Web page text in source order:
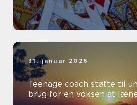
31. januar 2026
Teenage coach støtte til unge, der har
brug for en voksen at